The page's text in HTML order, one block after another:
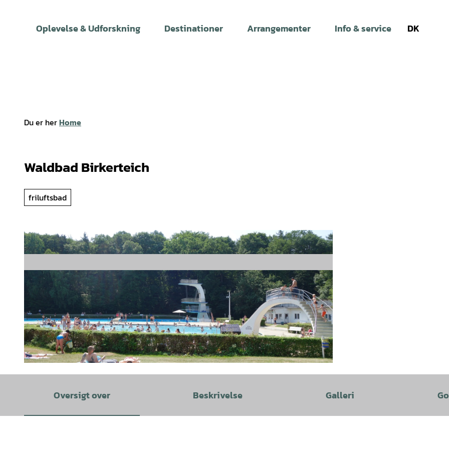
Oplevelse & Udforskning Destinationer Arrangementer Info & service DK
Du er herHome
Waldbad Birkerteich
friluftsbad
Oversigt over Beskrivelse Galleri